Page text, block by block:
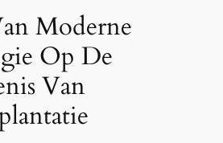
Moderne
Op De
Van